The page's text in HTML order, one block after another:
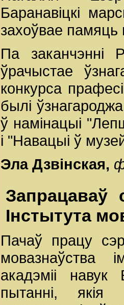
Баранавіцкі
захоўвае
Па заканчэнні
ўрачыстае
конкурса
былі
ў намінацыі
і "Навацыі ў
Эла Дзвінская,
Запрацаваў
Інстытута
Пачаў працу
мовазнаўства
акадэміі
пытанні, якія